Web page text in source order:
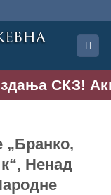
СКЗ!
Ненад